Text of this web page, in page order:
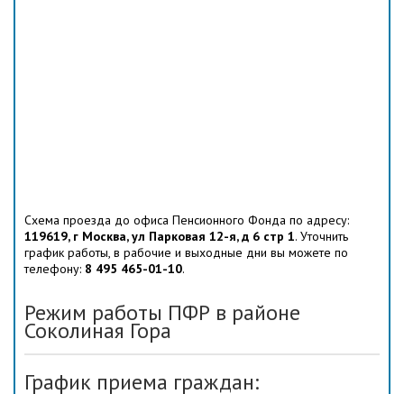
Схема проезда до офиса Пенсионного Фонда по адресу:
119619, г Москва, ул Парковая 12-я, д 6 стр 1. Уточнить
график работы, в рабочие и выходные дни вы можете по
телефону: 8 495 465-01-10.
Режим работы ПФР в районе
Соколиная Гора
График приема граждан: